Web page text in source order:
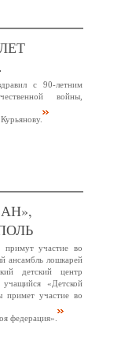
с 90-летним
войны,
примут участие во
ансамбль лошкарей
детский центр
«Детской
примет участие во
федерация».